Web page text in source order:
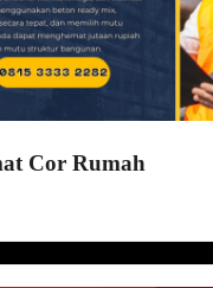
Cor Rumah